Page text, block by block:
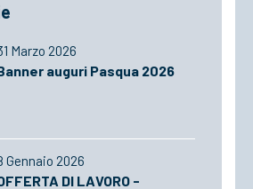
Marzo 2026
auguri Pasqua 2026
Gennaio 2026
DI LAVORO -